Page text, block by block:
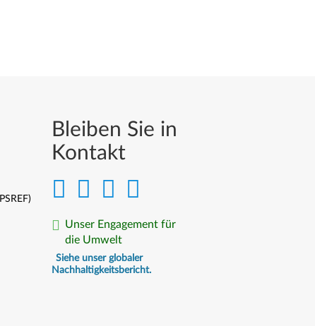
Bleiben Sie in
Kontakt
Unser Engagement für
die Umwelt
Siehe unser globaler
Nachhaltigkeitsbericht.